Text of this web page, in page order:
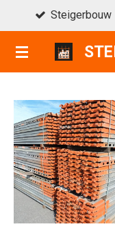
direct
naar
de
Steigerbouw